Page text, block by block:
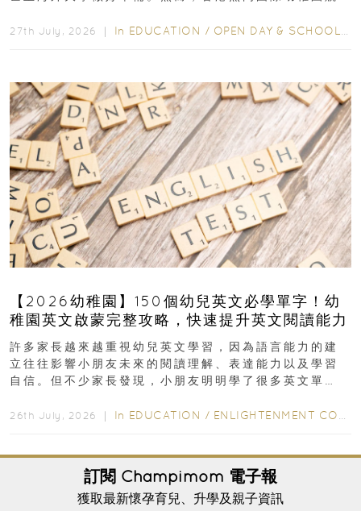
27th July, 2026 ｜ In EDUCATION / OPEN DAY & SCHOOL EVENTS
【2026幼稚園】150個幼兒英文必學單字！幼
稚園英文啟蒙完整攻略，快速提升英文閱讀能力
許多家長越來越重視幼兒英文學習，因為語言能力的建
立往往影響小朋友未來的閱讀理解、表達能力以及學習
自信。但不少家長發現，小朋友明明學了很多英文單
26th July, 2026 ｜ In EDUCATION / ENLIGHTENMENT CORNER
訂閱 Champimom 電子報
獲取最新懷孕育兒、升學及親子資訊